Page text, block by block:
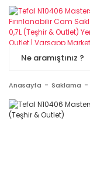
Anasayfa Saklama